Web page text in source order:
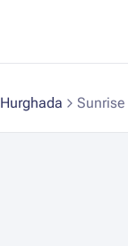
Hurghada Sunrise